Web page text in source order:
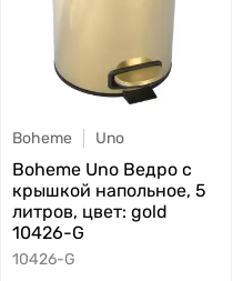
Boheme Uno
Boheme Uno Ведро с
крышкой напольное, 5
литров, цвет: gold
10426-G
10426-G